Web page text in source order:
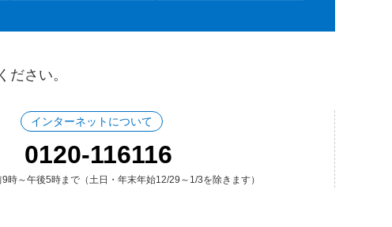
さい。
インターネットについて
0120-116116
時～午後5時まで（土日・年末年始12/29～1/3を除きます）